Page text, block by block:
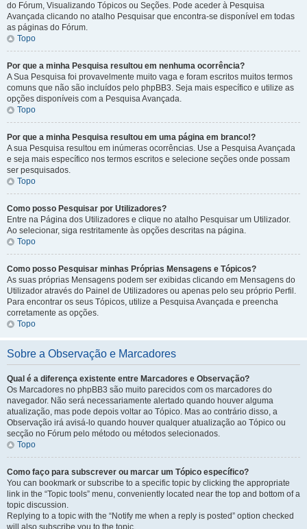
do Fórum, Visualizando Tópicos ou Seções. Pode aceder à Pesquisa
Avançada clicando no atalho Pesquisar que encontra-se disponível em todas
as páginas do Fórum.
Topo
Por que a minha Pesquisa resultou em nenhuma ocorrência?
A Sua Pesquisa foi provavelmente muito vaga e foram escritos muitos termos
comuns que não são incluídos pelo phpBB3. Seja mais específico e utilize as
opções disponíveis com a Pesquisa Avançada.
Topo
Por que a minha Pesquisa resultou em uma página em branco!?
A sua Pesquisa resultou em inúmeras ocorrências. Use a Pesquisa Avançada
e seja mais específico nos termos escritos e selecione seções onde possam
ser pesquisados.
Topo
Como posso Pesquisar por Utilizadores?
Entre na Página dos Utilizadores e clique no atalho Pesquisar um Utilizador.
Ao selecionar, siga restritamente às opções descritas na página.
Topo
Como posso Pesquisar minhas Próprias Mensagens e Tópicos?
As suas próprias Mensagens podem ser exibidas clicando em Mensagens do
Utilizador através do Painel de Utilizadores ou apenas pelo seu próprio Perfil.
Para encontrar os seus Tópicos, utilize a Pesquisa Avançada e preencha
corretamente as opções.
Topo
Sobre a Observação e Marcadores
Qual é a diferença existente entre Marcadores e Observação?
Os Marcadores no phpBB3 são muito parecidos com os marcadores do
navegador. Não será necessariamente alertado quando houver alguma
atualização, mas pode depois voltar ao Tópico. Mas ao contrário disso, a
Observação irá avisá-lo quando houver qualquer atualização ao Tópico ou
secção no Fórum pelo método ou métodos selecionados.
Topo
Como faço para subscrever ou marcar um Tópico específico?
You can bookmark or subscribe to a specific topic by clicking the appropriate
link in the “Topic tools” menu, conveniently located near the top and bottom of a
topic discussion.
Replying to a topic with the “Notify me when a reply is posted” option checked
will also subscribe you to the topic.